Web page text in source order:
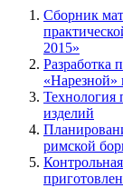
Сборник
2015»
Разработка
Технология
изделий
римской